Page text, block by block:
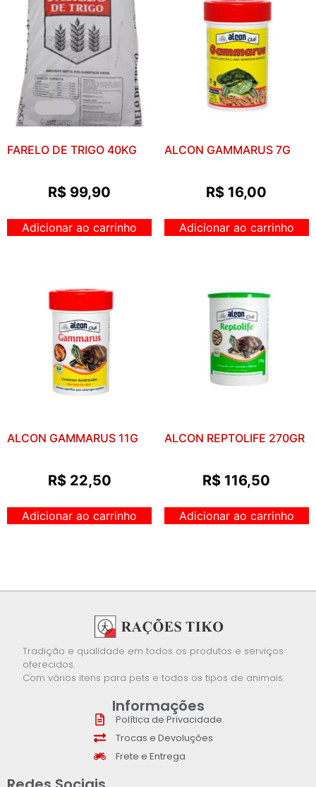
FARELO DE TRIGO 40KG
R$ 99,90
Adicionar ao carrinho
ALCON GAMMARUS 7G
R$ 16,00
Adicionar ao carrinho
ALCON GAMMARUS 11G
R$22,50
Adicionar ao carrinho
ALCON REPTOLIFE 270GR
R$ 116,50
Adicionar ao carrinho
Tradição e qualidade em todos os produtos e serviços
oferecidos.
Com vários itens para pets e todos os tipos de animais.
Informações
Política de Privacidade
Trocas e Devoluções
Frete e Entrega